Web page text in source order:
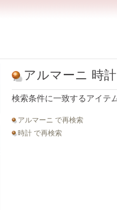
アルマーニ 時計
検索条件に一致するアイテ
アルマーニ で再検索
時計 で再検索